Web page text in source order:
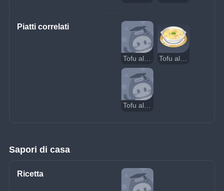
Piatti correlati
Tofu all'orchidea delizioso
Sapori di casa
Ricetta